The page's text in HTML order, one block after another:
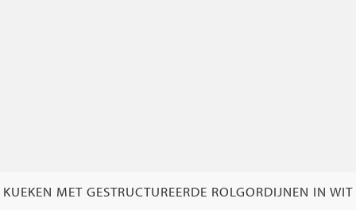
KUEKEN MET GESTRUCTUREERDE ROLGORDIJNEN IN WIT